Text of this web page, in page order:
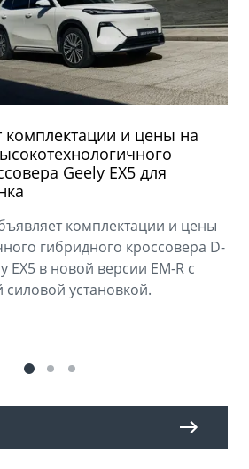
комплектации и цены на
Geely EX5 для
комплектации и цены
гибридного кроссовера D-
EX5 в новой версии EM-R с
силовой установкой.